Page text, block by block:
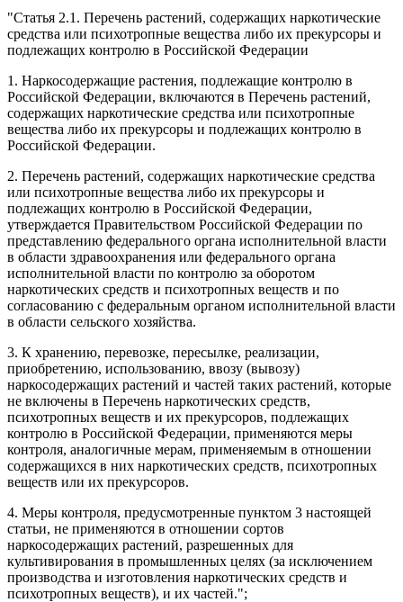
"Статья 2.1. Перечень растений, содержащих наркотические
средства или психотропные вещества либо их прекурсоры и
подлежащих контролю в Российской Федерации
1. Наркосодержащие растения, подлежащие контролю в
Российской Федерации, включаются в Перечень растений,
содержащих наркотические средства или психотропные
вещества либо их прекурсоры и подлежащих контролю в
Российской Федерации.
2. Перечень растений, содержащих наркотические средства
или психотропные вещества либо их прекурсоры и
подлежащих контролю в Российской Федерации,
утверждается Правительством Российской Федерации по
представлению федерального органа исполнительной власти
в области здравоохранения или федерального органа
исполнительной власти по контролю за оборотом
наркотических средств и психотропных веществ и по
согласованию с федеральным органом исполнительной власти
в области сельского хозяйства.
3. К хранению, перевозке, пересылке, реализации,
приобретению, использованию, ввозу (вывозу)
наркосодержащих растений и частей таких растений, которые
не включены в Перечень наркотических средств,
психотропных веществ и их прекурсоров, подлежащих
контролю в Российской Федерации, применяются меры
контроля, аналогичные мерам, применяемым в отношении
содержащихся в них наркотических средств, психотропных
веществ или их прекурсоров.
4. Меры контроля, предусмотренные пунктом 3 настоящей
статьи, не применяются в отношении сортов
наркосодержащих растений, разрешенных для
культивирования в промышленных целях (за исключением
производства и изготовления наркотических средств и
психотропных веществ), и их частей.";